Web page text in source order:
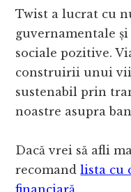
Twist a lucrat cu
guvernamentale
sociale pozitive.
construirii unui
sustenabil prin
noastre asupra
Dacă vrei să afli
recomandlista cu